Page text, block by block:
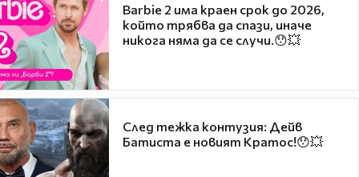
Barbie 2 има краен срок до 2026,
който трябва да спази, иначе
никога няма да се случи.😯💥
След тежка контузия: Дейв
Батиста е новият Кратос!😯💥